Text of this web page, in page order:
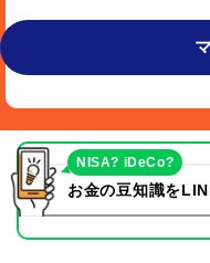
お金の豆知識を
NISA? iDeCo?